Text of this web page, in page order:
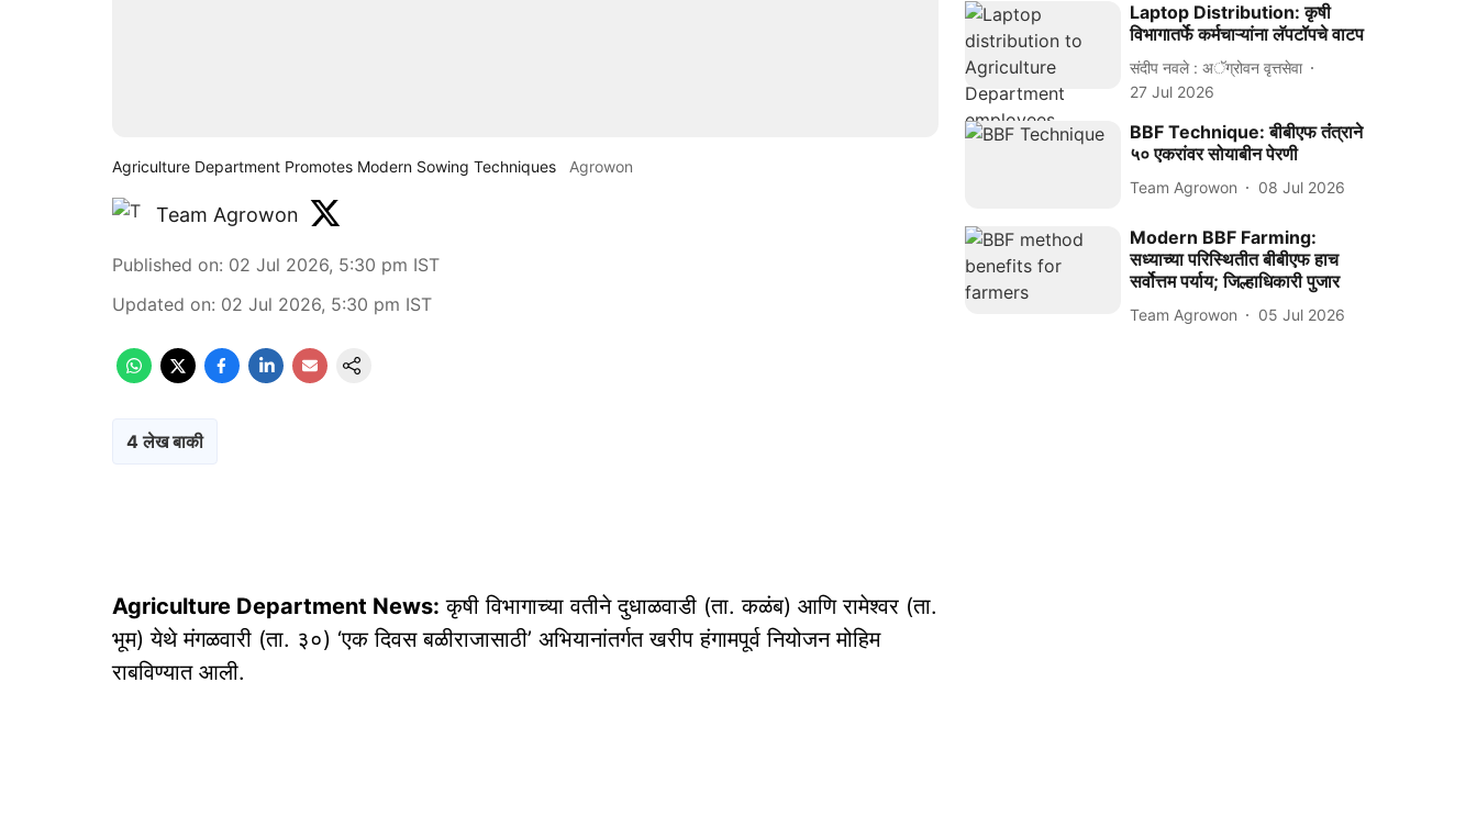
Agriculture Department Promotes Modern Sowing Techniques Agrowon
Team Agrowon
Published on: 02 Jul 2026, 5:30 pm IST
Updated on: 02 Jul 2026, 5:30 pm IST
4 लेख बाकी
Agriculture Department News: कृषी विभागाच्या वतीने दुधाळवाडी (ता. कळंब) आणि रामेश्वर (ता.
भूम) येथे मंगळवारी (ता. ३०) ‘एक दिवस बळीराजासाठी’ अभियानांतर्गत खरीप हंगामपूर्व नियोजन मोहिम
राबविण्यात आली.
Laptop Distribution: कृषी
विभागातर्फे कर्मचाऱ्यांना लॅपटॉपचे वाटप
संदीप नवले : अॅग्रोवन वृत्तसेवा
27 Jul 2026
BBF Technique: बीबीएफ तंंत्राने
५० एकरांवर सोयाबीन पेरणी
Team Agrowon 08 Jul 2026
Modern BBF Farming:
सध्याच्या परिस्थितीत बीबीएफ हाच
सर्वोत्तम पर्याय; जिल्हाधिकारी पुजार
Team Agrowon 05 Jul 2026